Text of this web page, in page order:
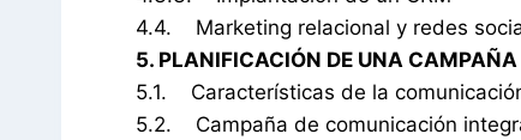
4.4. Marketing relacional y redes
5. PLANIFICACIÓN DE UNA
5.1. Características de la
5.2. Campaña de comunicación